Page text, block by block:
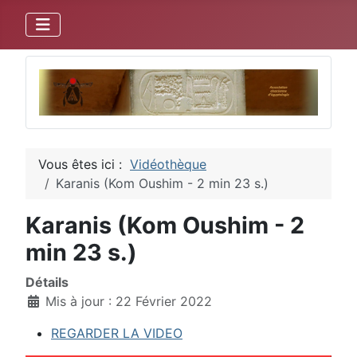
Vous êtes ici : Vidéothèque
Karanis (Kom Oushim - 2 min 23 s.)
Karanis (Kom Oushim - 2
min 23 s.)
Détails
Mis à jour : 22 Février 2022
REGARDER LA VIDEO